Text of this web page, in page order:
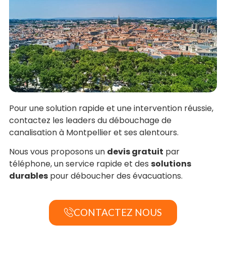
Pour une solution rapide et une intervention réussie,
contactez les leaders du débouchage de
canalisation à Montpellier et ses alentours.
Nous vous proposons un devis gratuit par
téléphone, un service rapide et des solutions
durables pour déboucher des évacuations.
CONTACTEZ NOUS